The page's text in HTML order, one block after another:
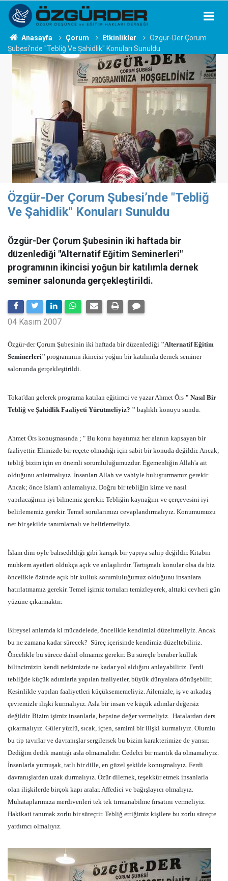
Anasayfa Çorum Etkinlikler
Özgür-Der Çorum
Şubesi’nde "Tebliğ Ve Şahidlik" Konuları Sunuldu
Özgür-Der Çorum Şubesi’nde "Tebliğ
Ve Şahidlik" Konuları Sunuldu
Özgür-Der Çorum Şubesinin iki haftada bir
düzenlediği "Alternatif Eğitim Seminerleri"
programının ikincisi yoğun bir katılımla dernek
seminer salonunda gerçekleştirildi.
04 Kasım 2007
Özgür-der Çorum Şubesinin iki haftada bir düzenlediği "Alternatif Eğitim
Seminerleri" programının ikincisi yoğun bir katılımla dernek seminer
salonunda gerçekleştirildi.
Tokat'dan gelerek programa katılan eğitimci ve yazar Ahmet Örs " Nasıl Bir
Tebliğ ve Şahidlik Faaliyeti Yürütmeliyiz? " başlıklı konuyu sundu.
Ahmet Örs konuşmasında ; " Bu konu hayatımız her alanın kapsayan bir
faaliyettir. Elimizde bir reçete olmadığı için sabit bir konuda değildir. Ancak;
tebliğ bizim için en önemli sorumluluğumuzdur. Egemenliğin Allah'a ait
olduğunu anlatmalıyız. İnsanları Allah ve vahiyle buluşturmamız gerekir.
Ancak; önce İslam'ı anlamalıyız. Doğru bir tebliğin kime ve nasıl
yapılacağının iyi bilmemiz gerekir. Tebliğin kaynağını ve çerçevesini iyi
belirlememiz gerekir. Temel sorularımızı cevaplandırmalıyız. Konumumuzu
net bir şekilde tanımlamalı ve belirlemeliyiz.
İslam dini öyle bahsedildiği gibi karışık bir yapıya sahip değildir. Kitabın
muhkem ayetleri oldukça açık ve anlaşılırdır. Tartışmalı konular olsa da biz
öncelikle özünde açık bir kulluk sorumluluğumuz olduğunu insanlara
hatırlatmamız gerekir. Temel işimiz tortuları temizleyerek, alttaki cevheri gün
yüzüne çıkarmaktır.
Bireysel anlamda ki mücadelede, öncelikle kendimizi düzeltmeliyiz. Ancak
bu ne zamana kadar sürecek? Süreç içerisinde kendimiz düzeltebiliriz.
Öncelikle bu sürece dahil olmamız gerekir. Bu süreçle beraber kulluk
bilincimizin kendi nefsimizde ne kadar yol aldığını anlayabiliriz. Ferdi
tebliğde küçük adımlarla yapılan faaliyetler, büyük dünyalara dönüşebilir.
Kesinlikle yapılan faaliyetleri küçüksememeliyiz. Ailemizle, iş ve arkadaş
çevremizle ilişki kurmalıyız. Asla bir insan ve küçük adımlar değersiz
değildir. Bizim işimiz insanlarla, hepsine değer vermeliyiz. Hatalardan ders
çıkarmalıyız. Güler yüzlü, sıcak, içten, samimi bir ilişki kurmalıyız. Olumlu
bu tip tavırlar ve davranışlar sergilersek bu bizim karakterimize de yansır.
Dediğim dedik mantığı asla olmamalıdır. Cedelci bir mantık da olmamalıyız.
İnsanlarla yumuşak, tatlı bir dille, en güzel şekilde konuşmalıyız. Ferdi
davranışlardan uzak durmalıyız. Özür dilemek, teşekkür etmek insanlarla
olan ilişkilerde birçok kapı aralar. Affedici ve bağışlayıcı olmalıyız.
Muhataplarımıza merdivenleri tek tek tırmanabilme fırsatını vermeliyiz.
Hakikati tanımak zorlu bir süreçtir. Tebliğ ettiğimiz kişilere bu zorlu süreçte
yardımcı olmalıyız.